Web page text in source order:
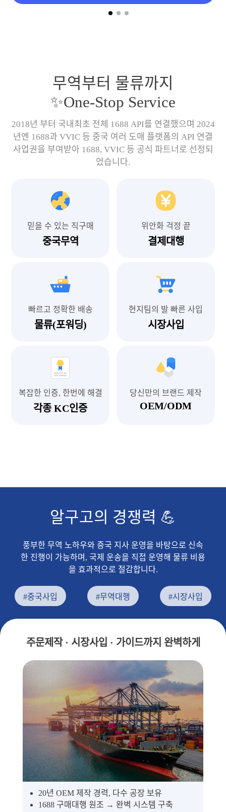
무역부터 물류까지
✨One-Stop Service
2018년 부터 국내최초 전체 1688 API를 연결했으며 2024
년엔 1688과 VVIC 등 중국 여러 도매 플랫폼의 API 연결
사업권을 부여받아 1688, VVIC 등 공식 파트너로 선정되
었습니다.
믿을 수 있는 직구매
중국무역
위안화 걱정 끝
결제대행
빠르고 정확한 배송
물류(포워딩)
현지팀의 발 빠른 사입
시장사입
복잡한 인증, 한번에 해결
각종 KC인증
당신만의 브랜드 제작
OEM/ODM
알구고의 경쟁력 💪
풍부한 무역 노하우와 중국 지사 운영을 바탕으로 신속
한 진행이 가능하며, 국제 운송을 직접 운영해 물류 비용
을 효과적으로 절감합니다.
#중국사입 #무역대행 #시장사입
주문제작 · 시장사입 · 가이드까지 완벽하게
20년 OEM 제작 경력, 다수 공장 보유
1688 구매대행 원조 → 완벽 시스템 구축